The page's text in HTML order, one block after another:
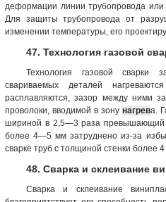
деформации линии трубопровода или
Для защиты трубопровода от
изменении температуры, его
47. Технология газовой
Технология газовой сварки
свариваемых деталей
расплавляются, зазор между ними
проволоки, вводимой в зону нагрева.
шириной в 2,5—3 раза превышающий
более 4—5 мм затруднено из-за
сварке труб с толщиной стенки более 4
48. Сварка и склеивание
Сварка и склеивание